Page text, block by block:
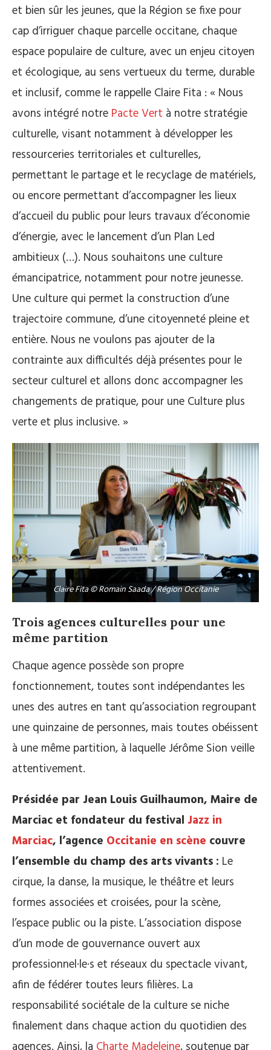
et bien sûr les jeunes, que la Région se fixe pour
cap d’irriguer chaque parcelle occitane, chaque
espace populaire de culture, avec un enjeu citoyen
et écologique, au sens vertueux du terme, durable
et inclusif, comme le rappelle Claire Fita : « Nous
avons intégré notre Pacte Vert à notre stratégie
culturelle, visant notamment à développer les
ressourceries territoriales et culturelles,
permettant le partage et le recyclage de matériels,
ou encore permettant d’accompagner les lieux
d’accueil du public pour leurs travaux d’économie
d’énergie, avec le lancement d’un Plan Led
ambitieux (…). Nous souhaitons une culture
émancipatrice, notamment pour notre jeunesse.
Une culture qui permet la construction d’une
trajectoire commune, d’une citoyenneté pleine et
entière. Nous ne voulons pas ajouter de la
contrainte aux difficultés déjà présentes pour le
secteur culturel et allons donc accompagner les
changements de pratique, pour une Culture plus
verte et plus inclusive. »
Claire Fita © Romain Saada / Région Occitanie
Trois agences culturelles pour une
même partition
Chaque agence possède son propre
fonctionnement, toutes sont indépendantes les
unes des autres en tant qu’association regroupant
une quinzaine de personnes, mais toutes obéissent
à une même partition, à laquelle Jérôme Sion veille
attentivement.
Présidée par Jean Louis Guilhaumon, Maire de
Marciac et fondateur du festival Jazz in
Marciac, l’agence Occitanie en scène couvre
l’ensemble du champ des arts vivants : Le
cirque, la danse, la musique, le théâtre et leurs
formes associées et croisées, pour la scène,
l’espace public ou la piste. L’association dispose
d’un mode de gouvernance ouvert aux
professionnel·le·s et réseaux du spectacle vivant,
afin de fédérer toutes leurs filières. La
responsabilité sociétale de la culture se niche
finalement dans chaque action du quotidien des